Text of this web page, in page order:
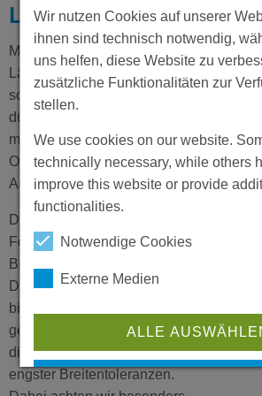
Elektrochemische Entfettung
QUALITÄT
KARRIERE
CHOOSE LANGUANGE
LÄNGSTEILANLAGE
Mit unseren Präzisions-
Längsteilanlagen
schneiden und wickeln wir
dünnste Bänder und Folien
mit empfindlichen
Oberflächen in einem
Arbeitsschritt.
Die gewalzten Bänder und
Folien können bis zu einer
Breite von 1.000 mm und im
Dickenbereich von 1,0 mm
bis an 0,015 mm
geschnitten werden und
dies unter Einhaltung
engster Breitentoleranzen.
Wir nutzen Cookies auf unserer
ihnen sind technisch notwendig,
uns helfen, diese Website zu
zusätzliche Funktionalitäten zur
stellen.
We use cookies on our website.
technically necessary, while others
improve this website or provide
functionalities.
Notwendige Cookies
Externe Medien
ALLE
ABLEHNEN /